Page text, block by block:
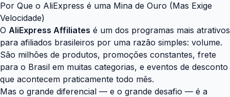
Por Que o AliExpress é uma Mina de Ouro (Mas Exige
Velocidade)
O AliExpress Affiliates é um dos programas mais atrativos
para afiliados brasileiros por uma razão simples: volume.
São milhões de produtos, promoções constantes, frete
para o Brasil em muitas categorias, e eventos de desconto
que acontecem praticamente todo mês.
Mas o grande diferencial — e o grande desafio — é a